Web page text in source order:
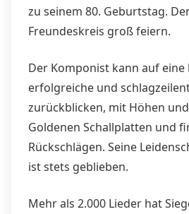
zu seinem 80. Geburtstag.
Freundeskreis groß feiern.
Der Komponist kann auf eine
erfolgreiche und
zurückblicken, mit Höhen
Goldenen Schallplatten und
Rückschlägen. Seine
ist stets geblieben.
Mehr als 2.000 Lieder hat